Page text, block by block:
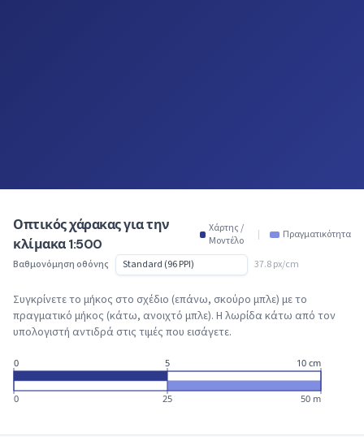
Οπτικός χάρακας για την
κλίμακα 1:500
Χάρτης /
Μοντέλο
| Πραγματικότητα
Βαθμονόμηση οθόνης 37.8 px/cm
Συγκρίνετε το μήκος στο σχέδιο (επάνω, σκούρο μπλε) με το
πραγματικό μήκος (κάτω, ανοιχτό μπλε). Η λωρίδα κάτω από τον
υπολογιστή αντιδρά στις τιμές που εισάγετε.
0
0
5
25
10 cm
50 m